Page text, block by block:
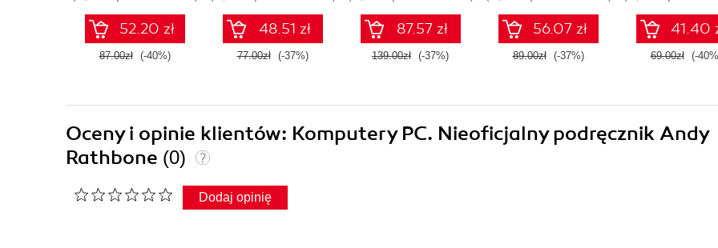
52.20 zł
87.00zł (-40%)
48.51 zł
77.00zł (-37%)
87.57 zł
139.00zł (-37%)
56.07 zł
89.00zł (-37%)
41.40
69.00zł (-
Oceny i opinie klientów: Komputery PC. Nieoficjalny podręcznik Andy
Rathbone (0)
Dodaj opinię